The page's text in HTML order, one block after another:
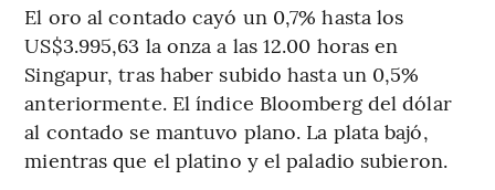
El oro al contado cayó un 0,7% hasta los
US$3.995,63 la onza a las 12.00 horas en
Singapur, tras haber subido hasta un 0,5%
anteriormente. El índice Bloomberg del dólar
al contado se mantuvo plano. La plata bajó,
mientras que el platino y el paladio subieron.